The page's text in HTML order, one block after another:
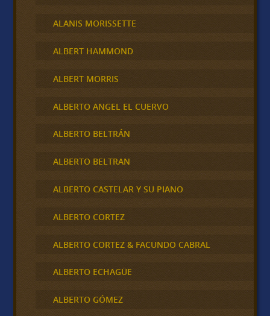
ALANIS MORISSETTE
ALBERT HAMMOND
ALBERT MORRIS
ALBERTO ANGEL EL CUERVO
ALBERTO BELTRÁN
ALBERTO BELTRAN
ALBERTO CASTELAR Y SU PIANO
ALBERTO CORTEZ
ALBERTO CORTEZ & FACUNDO CABRAL
ALBERTO ECHAGÜE
ALBERTO GÓMEZ